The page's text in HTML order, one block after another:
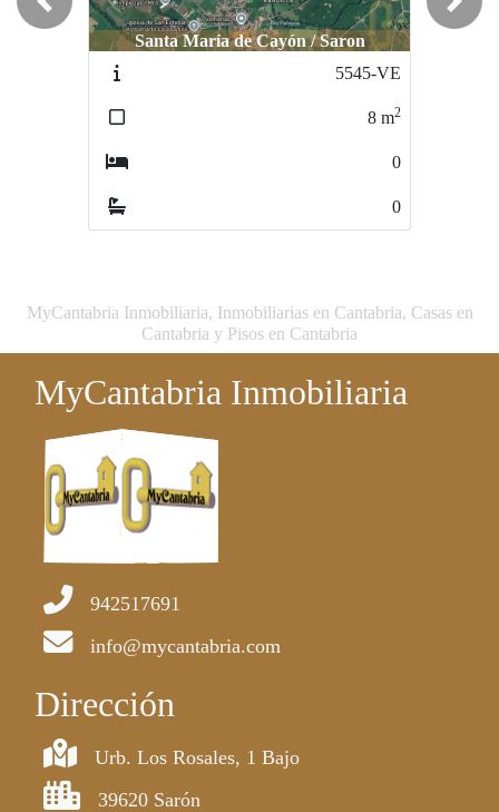
Santa María de Cayón / Saron
5545-VE
2
Santa María de Cayón / Saron
Previous Next
MyCantabria Inmobiliaria, Inmobiliarias en Cantabria, Casas en
Cantabria y Pisos en Cantabria
MyCantabria Inmobiliaria
942517691
info@mycantabria.com
Dirección
Urb. Los Rosales, 1 Bajo
39620 Sarón